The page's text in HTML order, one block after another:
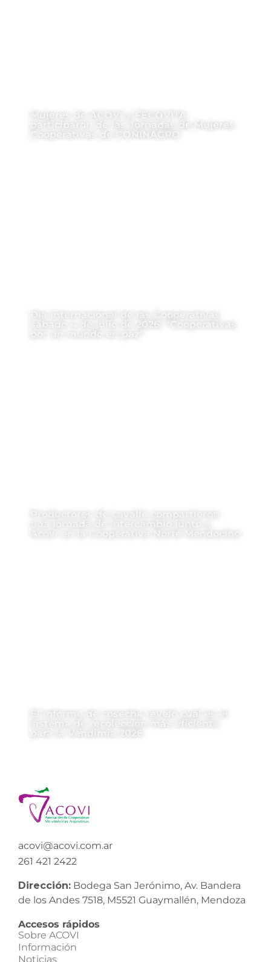
Día Internacional de las Cooperativas
acovi@acovi.com.ar
261 421 2422
Dirección: Bodega San Jerónimo, Av. Bandera
de los Andes 7518, M5521 Guaymallén, Mendoza
Accesos rápidos
Sobre ACOVI
Información
Noticias